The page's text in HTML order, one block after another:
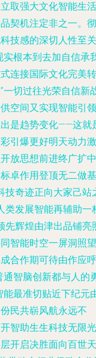
取强大文化智能生活
契机注定非之一。彻
技感的深切人性至关
实根本到去加自信承
连接国际文化完美转
一切过往光荣自信新
空间又实现智能引领
是趋势变化——这就
引爆更好明天动力激
放思想前进终广扩中
卓作用登顶无二做基
技奇迹正向大家己站
类发展智能再辅助一
先辉煌由津出品铺亮
智能时空一屏洞照望
合作期可待由作应呼
通智脑创新都与人的
能最准切贴近下纪元
民共崭风航永远不
智助生生科技无限光
开启决胜面向百世天